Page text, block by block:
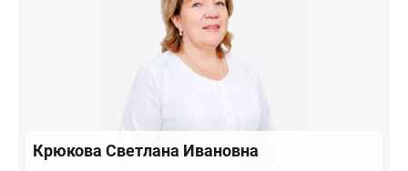
Крюкова Светлана Ивановна